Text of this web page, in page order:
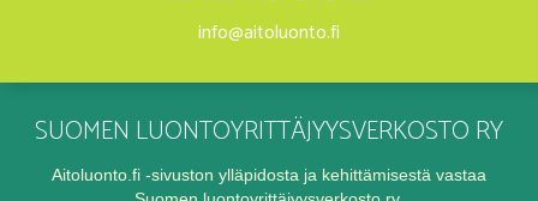
info@aitoluonto.fi
SUOMEN LUONTOYRITTÄJYYSVERKOSTO RY
Aitoluonto.fi -sivuston ylläpidosta ja kehittämisestä vastaa